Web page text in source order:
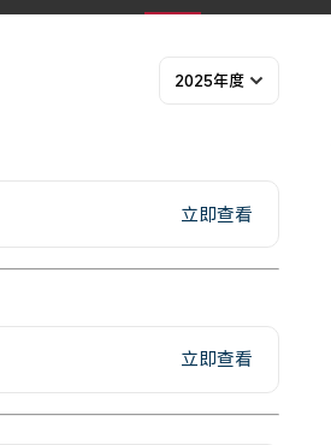
2025年度
立即查看
立即查看